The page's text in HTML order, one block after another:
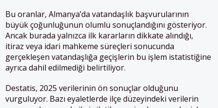
Bu oranlar, Almanya’da vatandaşlık başvurularının
büyük çoğunluğunun olumlu sonuçlandığını gösteriyor.
Ancak burada yalnızca ilk kararların dikkate alındığı,
itiraz veya idari mahkeme süreçleri sonucunda
gerçekleşen vatandaşlığa geçişlerin bu işlem istatistiğine
ayrıca dahil edilmediği belirtiliyor.
Destatis, 2025 verilerinin ön sonuçlar olduğunu
vurguluyor. Bazı eyaletlerde ilçe düzeyindeki verilerin